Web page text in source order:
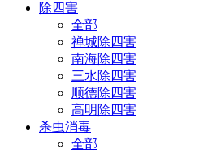
除四害
全部
禅城除四害
南海除四害
三水除四害
顺德除四害
高明除四害
杀虫消毒
全部